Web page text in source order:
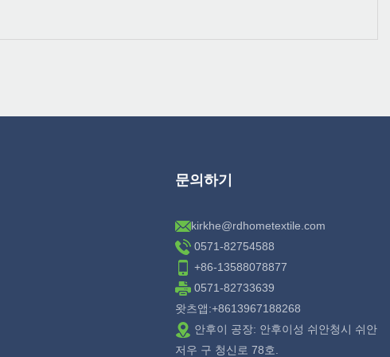
문의하기
kirkhe@rdhometextile.com
0571-82754588
+86-13588078877
0571-82733639
왓츠앱:+8613967188268
안후이 공장: 안후이성 쉬안청시 쉬안
저우 구 청신로 78호.